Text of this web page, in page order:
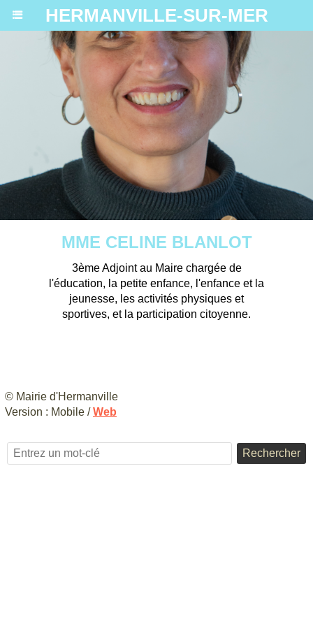
HERMANVILLE-SUR-MER
MME CELINE BLANLOT
3ème Adjoint au Maire chargée de
l'éducation, la petite enfance, l'enfance et la
jeunesse, les activités physiques et
sportives, et la participation citoyenne.
© Mairie d'Hermanville
Version : Mobile /Web
Rechercher